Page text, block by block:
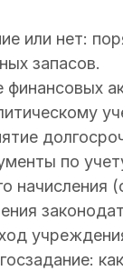
или нет:
запасов.
по
начисления